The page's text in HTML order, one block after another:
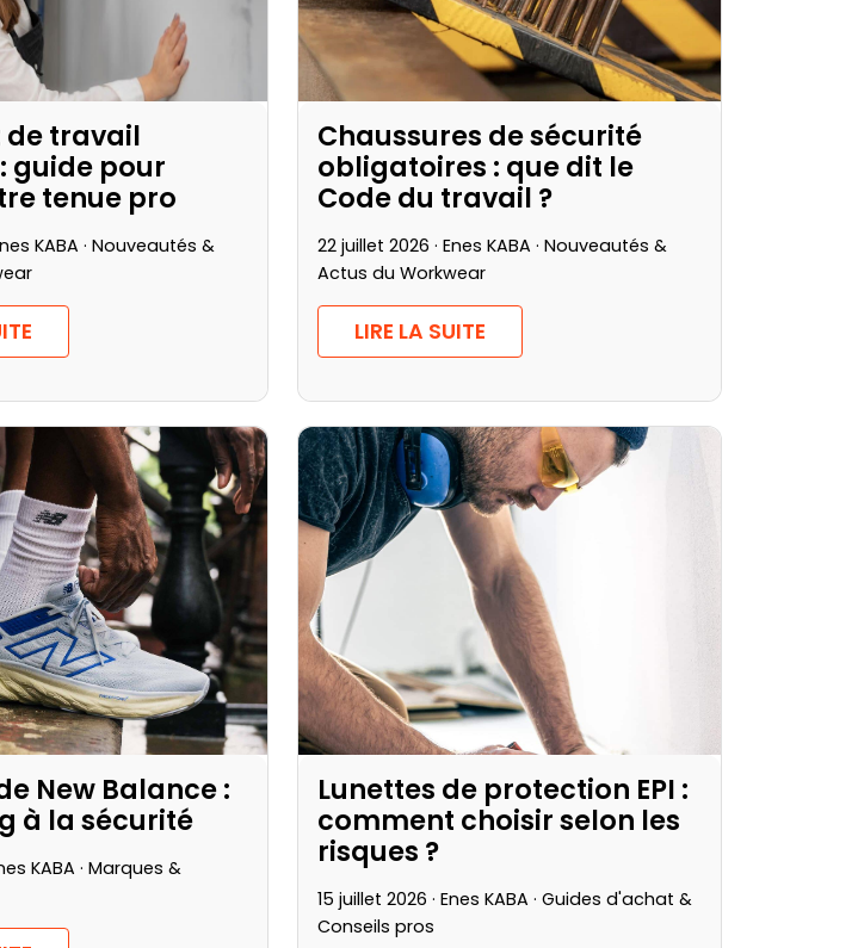
de travail
guide pour
tenue pro
KABA · Nouveautés &
Chaussures de sécurité
obligatoires : que dit le
Code du travail ?
22 juillet 2026 · Enes KABA · Nouveautés &
Actus du Workwear
LIRE LA SUITE
New Balance :
à la sécurité
KABA · Marques &
Lunettes de protection EPI :
comment choisir selon les
risques ?
15 juillet 2026 · Enes KABA · Guides d'achat &
Conseils pros